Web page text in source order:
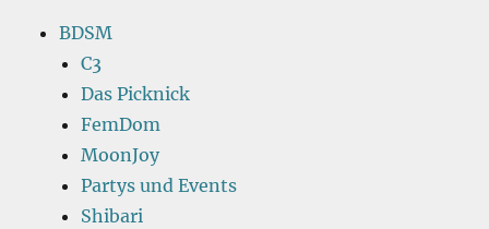
BDSM
C3
Das Picknick
FemDom
MoonJoy
Partys und Events
Shibari